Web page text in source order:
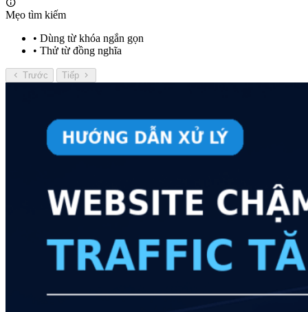
Mẹo tìm kiếm
• Dùng từ khóa ngắn gọn
• Thử từ đồng nghĩa
Trước Tiếp